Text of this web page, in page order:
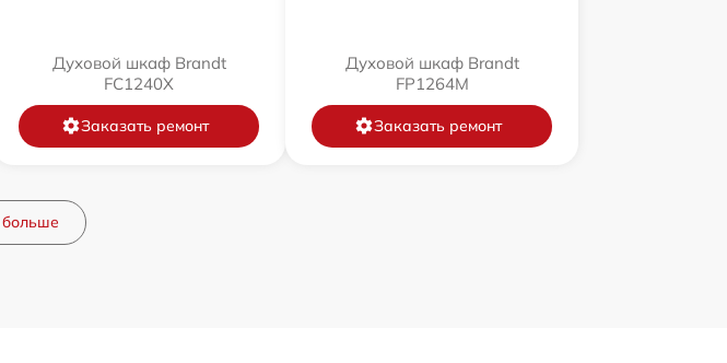
Духовой шкаф Brandt
FC1240X
Заказать ремонт
Духовой шкаф Brandt
FP1264M
Заказать ремонт